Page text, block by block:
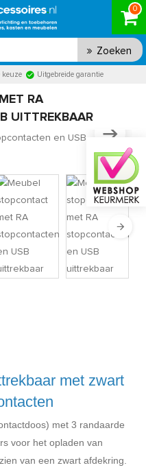
0
Zoeken
keuze Uitgebreide garantie
RA
UITTREKBAAR
met zwart
met 3 randaarde
voor het opladen van
van een zwart afdekring.